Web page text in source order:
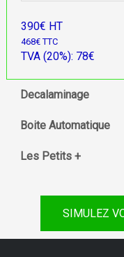
390€ HT
468€ TTC
TVA (20%): 78€
Decalaminage
Boite Automatique
Les Petits +
SIMULEZ